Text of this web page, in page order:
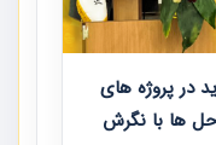
در پروژه های
ها با نگرش